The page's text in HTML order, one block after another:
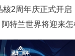
核2周年庆正式开
特兰世界将迎来